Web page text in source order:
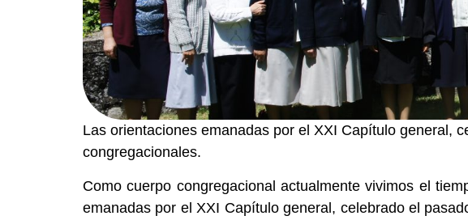
Las orientaciones emanadas por el XXI Capítulo general,
congregacionales.
Como cuerpo congregacional actualmente vivimos el
emanadas por el XXI Capítulo general, celebrado el